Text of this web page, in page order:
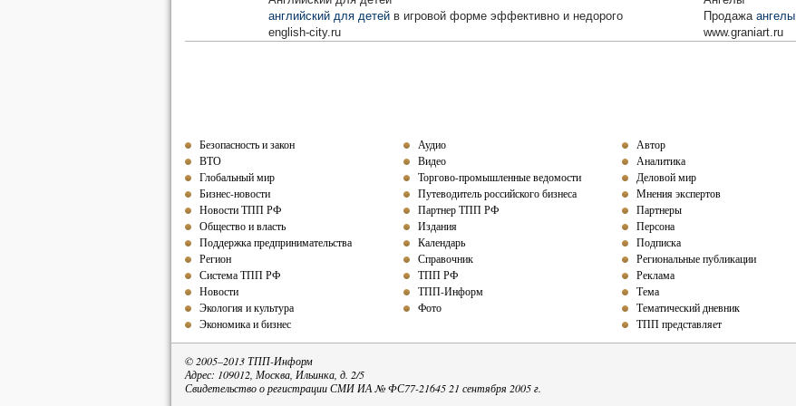
Продажа ангелы
www.graniart.ru
английский для детей в игровой форме эффективно и недорого
english-city.ru
Безопасность и закон
ВТО
Глобальный мир
Бизнес-новости
Новости ТПП РФ
Общество и власть
Поддержка предпринимательства
Регион
Система ТПП РФ
Новости
Экология и культура
Экономика и бизнес
Аудио
Видео
Торгово-промышленные ведомости
Путеводитель российского бизнеса
Партнер ТПП РФ
Издания
Календарь
Справочник
ТПП РФ
ТПП-Информ
Фото
Автор
Аналитика
Деловой мир
Мнения экспертов
Партнеры
Персона
Подписка
Региональные публикации
Реклама
Тема
Тематический дневник
ТПП представляет
© 2005–2013 ТПП-Информ
Адрес: 109012, Москва, Ильинка, д. 2/5
Свидетельство о регистрации СМИ ИА № ФС77-21645 21 сентября 2005 г.